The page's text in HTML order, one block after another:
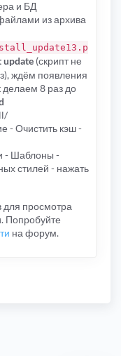
и БД
из архива
update (скрипт не
ждём появления
делаем 8 раз до
- Очистить кэш -
- Шаблоны -
стилей - нажать
для просмотра
Попробуйте
на форум.